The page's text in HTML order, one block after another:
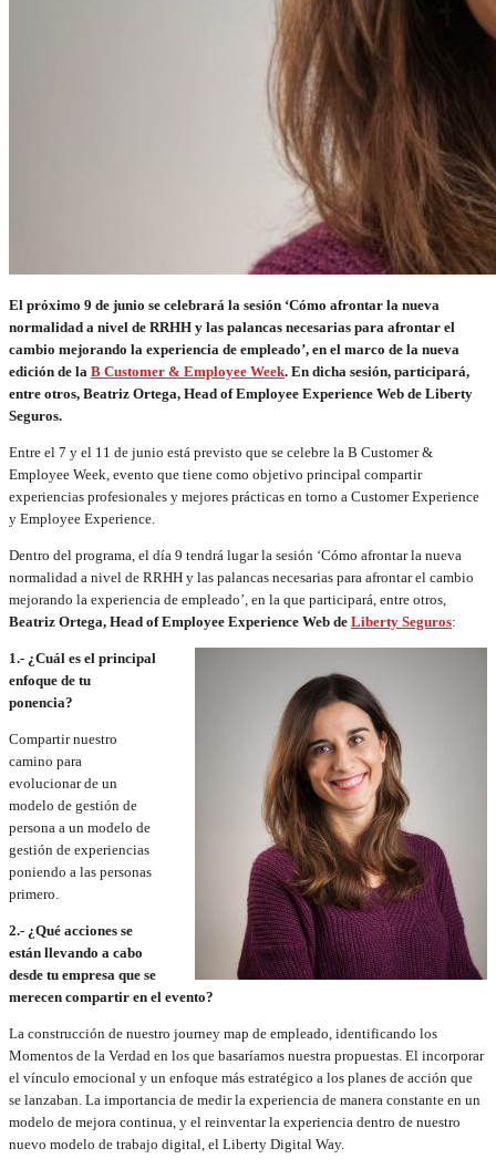
El próximo 9 de junio se celebrará la sesión ‘Cómo afrontar la nueva
normalidad a nivel de RRHH y las palancas necesarias para afrontar el
cambio mejorando la experiencia de empleado’, en el marco de la nueva
edición de la B Customer & Employee Week. En dicha sesión, participará,
entre otros, Beatriz Ortega, Head of Employee Experience Web de Liberty
Seguros.
Entre el 7 y el 11 de junio está previsto que se celebre la B Customer &
Employee Week, evento que tiene como objetivo principal compartir
experiencias profesionales y mejores prácticas en torno a Customer Experience
y Employee Experience.
Dentro del programa, el día 9 tendrá lugar la sesión ‘Cómo afrontar la nueva
normalidad a nivel de RRHH y las palancas necesarias para afrontar el cambio
mejorando la experiencia de empleado’, en la que participará, entre otros,
Beatriz Ortega, Head of Employee Experience Web de Liberty Seguros:
1.- ¿Cuál es el principal
enfoque de tu
ponencia?
Compartir nuestro
camino para
evolucionar de un
modelo de gestión de
persona a un modelo de
gestión de experiencias
poniendo a las personas
primero.
2.- ¿Qué acciones se
están llevando a cabo
desde tu empresa que se
merecen compartir en el evento?
La construcción de nuestro journey map de empleado, identificando los
Momentos de la Verdad en los que basaríamos nuestra propuestas. El incorporar
el vínculo emocional y un enfoque más estratégico a los planes de acción que
se lanzaban. La importancia de medir la experiencia de manera constante en un
modelo de mejora continua, y el reinventar la experiencia dentro de nuestro
nuevo modelo de trabajo digital, el Liberty Digital Way.